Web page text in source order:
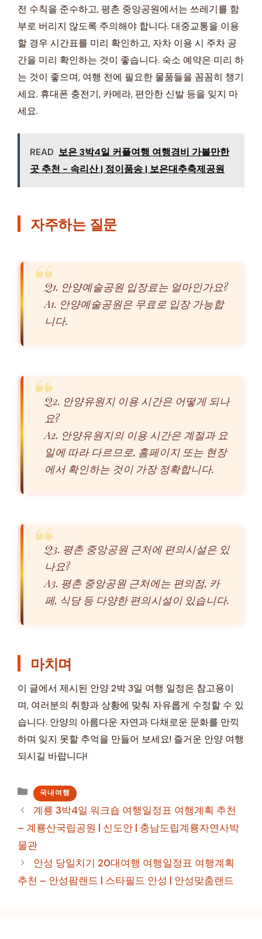
전 수칙을 준수하고, 평촌 중앙공원에서는 쓰레기를 함
부로 버리지 않도록 주의해야 합니다. 대중교통을 이용
할 경우 시간표를 미리 확인하고, 자차 이용 시 주차 공
간을 미리 확인하는 것이 좋습니다. 숙소 예약은 미리 하
는 것이 좋으며, 여행 전에 필요한 물품들을 꼼꼼히 챙기
세요. 휴대폰 충전기, 카메라, 편안한 신발 등을 잊지 마
세요.
READ 보은 3박4일 커플여행 여행경비 가볼만한
곳 추천 - 속리산 | 정이품송 | 보은대추축제공원
자주하는 질문
Q1. 안양예술공원 입장료는 얼마인가요?
A1. 안양예술공원은 무료로 입장 가능합
니다.
Q2. 안양유원지 이용 시간은 어떻게 되나
요?
A2. 안양유원지의 이용 시간은 계절과 요
일에 따라 다르므로, 홈페이지 또는 현장
에서 확인하는 것이 가장 정확합니다.
Q3. 평촌 중앙공원 근처에 편의시설은 있
나요?
A3. 평촌 중앙공원 근처에는 편의점, 카
페, 식당 등 다양한 편의시설이 있습니다.
마치며
이 글에서 제시된 안양 2박 3일 여행 일정은 참고용이
며, 여러분의 취향과 상황에 맞춰 자유롭게 수정할 수 있
습니다. 안양의 아름다운 자연과 다채로운 문화를 만끽
하며 잊지 못할 추억을 만들어 보세요! 즐거운 안양 여행
되시길 바랍니다!
카
테
리
국내여행
계룡 3박4일 워크숍 여행일정표 여행계획 추천
– 계룡산국립공원 | 신도안 | 충남도립계룡자연사박
물관
안성 당일치기 20대여행 여행일정표 여행계획
추천 – 안성팜랜드 | 스타필드 안성 | 안성맞춤랜드